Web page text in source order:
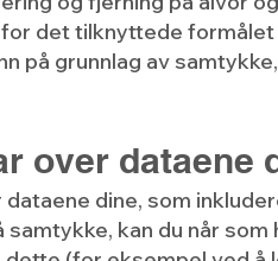
det tilknyttede
på grunnlag av
over dataene
dine, som
kan du når